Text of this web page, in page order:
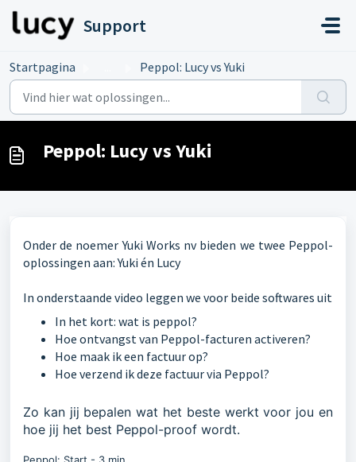
Support
Startpagina Peppol: Lucy vs Yuki
Peppol: Lucy vs Yuki
Onder de noemer Yuki Works nv bieden we twee Peppol-
oplossingen aan: Yuki én Lucy
In onderstaande video leggen we voor beide softwares uit
In het kort: wat is peppol?
Hoe ontvangst van Peppol-facturen activeren?
Hoe maak ik een factuur op?
Hoe verzend ik deze factuur via Peppol?
Zo kan jij bepalen wat het beste werkt voor jou en
hoe jij het best Peppol-proof wordt.